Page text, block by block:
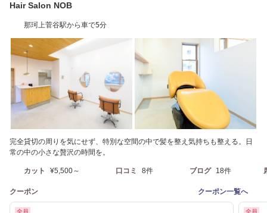
Hair Salon NOB
那珂上菅谷駅から車で5分
完全貸切の周りを気にせず、特別な空間の中で髪を整え気持ちも整える。日
常の中の小さな贅沢の時間を。
カット ¥5,500～ 口コミ 8件 ブログ 18件
クーポン クーポン一覧へ
全員 全員